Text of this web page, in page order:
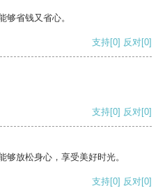
够省钱又省心。
支持[0] 反对[0]
支持[0] 反对[0]
够放松身心，享受美好时光。
支持[0] 反对[0]